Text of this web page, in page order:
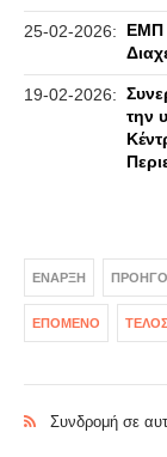
25-02-2026:
ΕΜΠ
19-02-2026:
την
ΈΝΑΡΞΗ
ΕΠΌΜΕΝΟ ΤΈΛΟΣ
Συνδρομή σε